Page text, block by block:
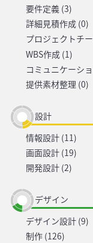
要件定義 (3)
詳細見積作成 (0)
プロジェクトチ
WBS作成 (1)
コミュニケーシ
提供素材整理 (0)
設計
情報設計 (11)
画面設計 (19)
開発設計 (2)
デザイン
デザイン設計 (9)
制作 (126)